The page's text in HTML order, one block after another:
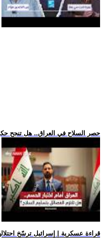
.. حصر السلاح في العراق.. هل تنجح
.. قراءة عسكرية | إسرائيل ترسّخ